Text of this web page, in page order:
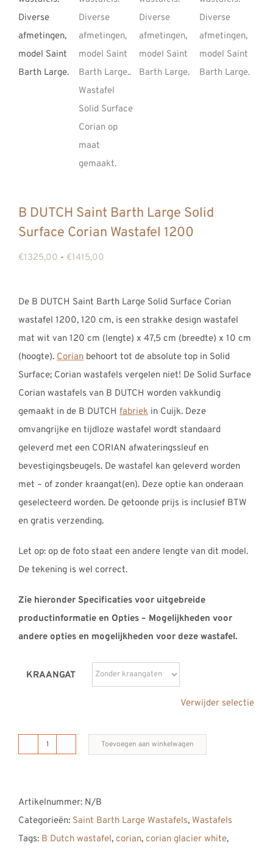
INFO
CONTACT
B DUTCH Saint Barth Large Solid
Surface Corian Wastafel 1200
€1325,00 - €1415,00
De B DUTCH Saint Barth Large Solid Surface Corian
wastafel 1200, 120 cm, is een strakke design wastafel
mat wit van 120 cm (lengte) x 47,5 cm (breedte) x 10 cm
(hoogte). Corian behoort tot de absolute top in Solid
Surface; Corian wastafels vergelen niet! De Solid Surface
Corian wastafels van B DUTCH worden vakkundig
gemaakt in de B DUTCH fabriek in Cuijk. Deze
omvangrijke en tijdloze wastafel wordt standaard
geleverd met een CORIAN afwateringssleuf en
bevestigingsbeugels. De wastafel kan geleverd worden
met – of zonder kraangat(en). Deze optie kan onderaan
geselecteerd worden. De getoonde prijs is inclusief BTW
en gratis verzending.
Let op: op de foto staat een andere lengte van dit model.
De tekening is wel correct.
Zie hieronder Specificaties voor uitgebreide
productinformatie en Opties – Mogelijkheden voor
andere opties en mogelijkheden voor deze wastafel.
KRAANGAT
Verwijder selectie
B
Barth
Large
Solid
Toevoegen aan winkelwagen
Artikelnummer: N/B
Categorieën: Saint Barth Large Wastafels, Wastafels
Tags: B Dutch wastafel, corian, corian glacier white,